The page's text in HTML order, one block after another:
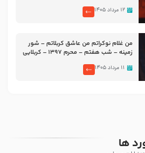
۱۲ مرداد ۱۴۰۵
من غلام نوکراتم من عاشق کربلاتم – شور
زمینه – شب هفتم – محرم 1397 – کربلایی
۱۱ مرداد ۱۴۰۵
ها